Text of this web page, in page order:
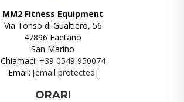
MM2 Fitness Equipment
Via Tonso di Gualtiero, 56
47896 Faetano
San Marino
Chiamaci: +39 0549 950074
Email: [email protected]
ORARI